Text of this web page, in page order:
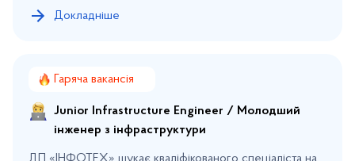
Докладніше
Гаряча вакансія
Junior Infrastructure Engineer / Молодший
інженер з інфраструктури